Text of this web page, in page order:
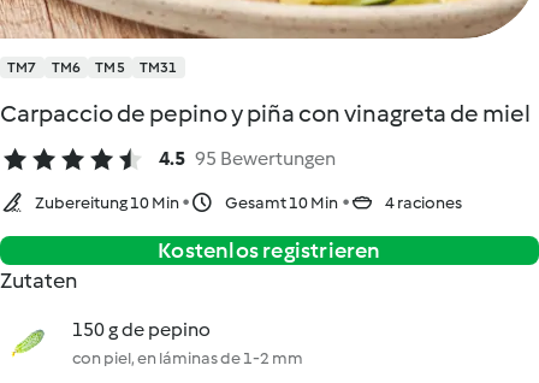
TM7 TM6 TM5 TM31
Carpaccio de pepino y piña con vinagreta de miel
4.5 95 Bewertungen
Zubereitung 10 Min Gesamt 10 Min 4 raciones
Kostenlos registrieren
Zutaten
150 g de pepino
con piel, en láminas de 1-2 mm